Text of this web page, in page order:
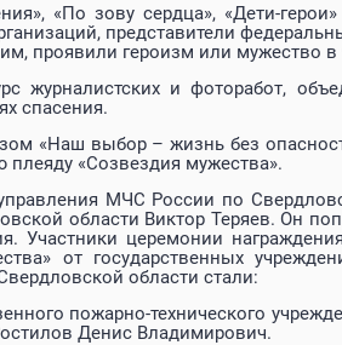
«По зову сердца», «Дети-
представители
проявили героизм или мужество
журналистских и фоторабот,
спасения.
«Наш выбор – жизнь без
«Созвездия мужества».
МЧС России по
области Виктор Теряев. Он
Участники церемонии
от государственных
области стали:
пожарно-технического
Денис Владимирович.